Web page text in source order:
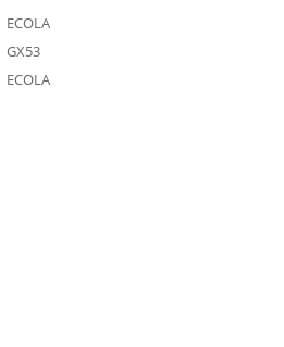
ECOLA
GX53
ECOLA